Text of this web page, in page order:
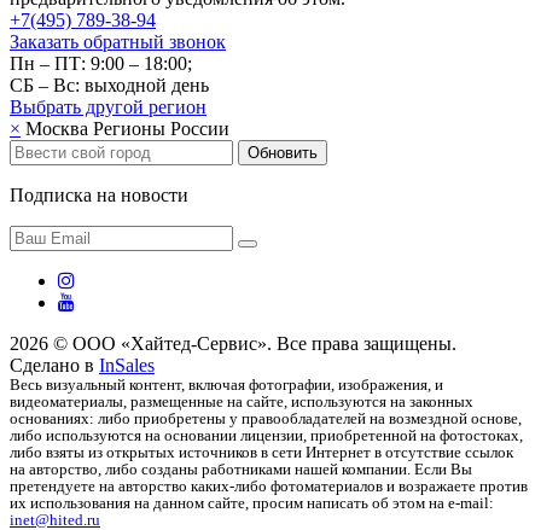
+7(495) 789-38-94
Заказать обратный звонок
Пн – ПТ: 9:00 – 18:00;
СБ – Вс: выходной день
Выбрать другой регион
× Москва Регионы России
Обновить
Подписка на новости
2026 © ООО «Хайтед-Сервис». Все права защищены.
Сделано в InSales
Весь визуальный контент, включая фотографии, изображения, и
видеоматериалы, размещенные на сайте, используются на законных
основаниях: либо приобретены у правообладателей на возмездной основе,
либо используются на основании лицензии, приобретенной на фотостоках,
либо взяты из открытых источников в сети Интернет в отсутствие ссылок
на авторство, либо созданы работниками нашей компании. Если Вы
претендуете на авторство каких-либо фотоматериалов и возражаете против
их использования на данном сайте, просим написать об этом на e-mail:
inet@hited.ru